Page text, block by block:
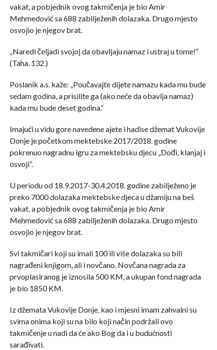
vakat, a pobjednik ovog takmičenja je bio Amir
Mehmedović sa 688 zabilježenih dolazaka. Drugo mjesto
osvojio je njegov brat.
„Na­redi čeljadi svojoj da obavljaju namaz i ustraj u tome!“
(Taha, 132.)
Poslanik a.s. kaže: „Poučavajte dijete namazu kada mu bude
sedam godina, a prisilite ga (ako neće da obavlja namaz)
kada mu bude deset godina.“
Imajući u vidu gore navedene ajete i hadise džemat Vukovije
Donje je početkom mektebske 2017/2018. godine
pokrenuo nagradnu igru za mektebsku djecu „Dođi, klanjaj i
osvoji“.
U periodu od 18.9.2017-30.4.2018. godine zabilježeno je
preko 7000 dolazaka mektebske djeca u džamiju na beš
vakat, a pobjednik ovog takmičenja je bio Amir
Mehmedović sa 688 zabilježenih dolazaka. Drugo mjesto
osvojio je njegov brat.
Svi takmičari koji su imali 100 ili više dolazaka su bili
nagrađeni knjigom, ali i novčano. Novčana nagrada za
prvoplasiranog je iznosila 500 KM, a ukupan fond nagrada
je bio 1850 KM.
Iz džemata Vukovije Donje, kao i mjesni imam zahvalni su
svima onima koji su na bilo koji način podržali ovo
takmičenje u nadi da će ako Bog da i u budućnosti
sarađivati.